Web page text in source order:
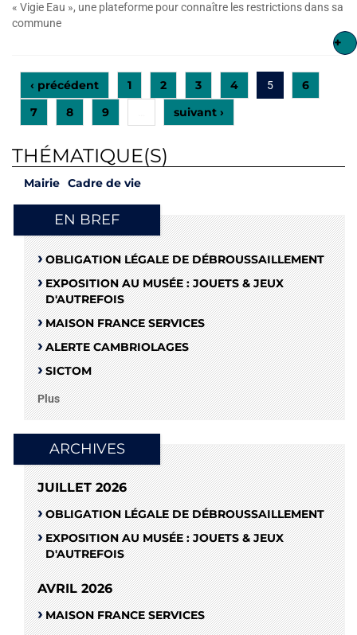
« Vigie Eau », une plateforme pour connaître les restrictions dans sa
commune
+
‹ précédent 1 2 3 4 5
6
7
8 9 suivant ›
THÉMATIQUE(S)
Mairie Cadre de vie
EN BREF
OBLIGATION LÉGALE DE DÉBROUSSAILLEMENT
EXPOSITION AU MUSÉE : JOUETS & JEUX
D'AUTREFOIS
MAISON FRANCE SERVICES
ALERTE CAMBRIOLAGES
SICTOM
Plus
ARCHIVES
JUILLET 2026
OBLIGATION LÉGALE DE DÉBROUSSAILLEMENT
EXPOSITION AU MUSÉE : JOUETS & JEUX
D'AUTREFOIS
AVRIL 2026
MAISON FRANCE SERVICES